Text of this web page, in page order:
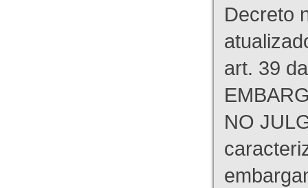
Decreto
art. 39
NO